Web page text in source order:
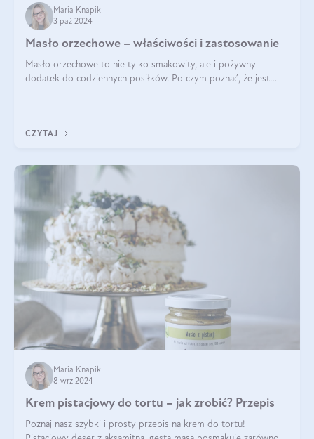
Maria Knapik
3 paź 2024
Masło orzechowe – właściwości i zastosowanie
Masło orzechowe to nie tylko smakowity, ale i pożywny
dodatek do codziennych posiłków. Po czym poznać, że jest
CZYTAJ
Maria Knapik
8 wrz 2024
Krem pistacjowy do tortu – jak zrobić? Przepis
Poznaj nasz szybki i prosty przepis na krem do tortu!